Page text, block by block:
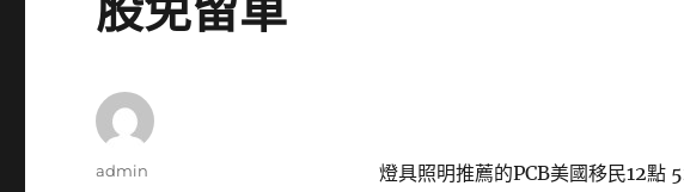
燈具照明推薦的PCB美國移民12點
作
admin